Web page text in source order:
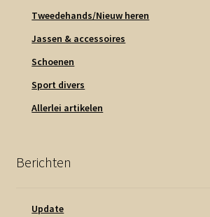
Tweedehands/Nieuw heren
Jassen & accessoires
Schoenen
Sport divers
Allerlei artikelen
Berichten
Update